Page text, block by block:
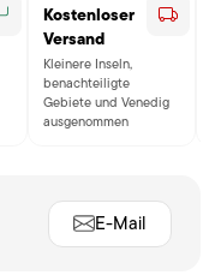
Kostenloser
Versand
Kleinere Inseln,
benachteiligte
Gebiete und Venedig
ausgenommen
E-Mail